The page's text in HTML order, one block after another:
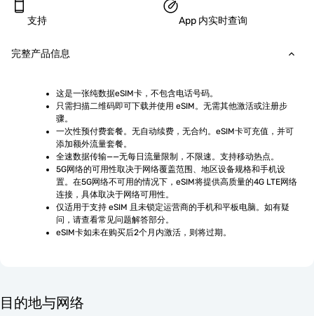
支持 App 内实时查询
完整产品信息
这是一张纯数据eSIM卡，不包含电话号码。
只需扫描二维码即可下载并使用 eSIM。无需其他激活或注册步
骤。
一次性预付费套餐。无自动续费，无合约。eSIM卡可充值，并可
添加额外流量套餐。
全速数据传输——无每日流量限制，不限速。支持移动热点。
5G网络的可用性取决于网络覆盖范围、地区设备规格和手机设
置。在5G网络不可用的情况下，eSIM将提供高质量的4G LTE网络
连接，具体取决于网络可用性。
仅适用于支持 eSIM 且未锁定运营商的手机和平板电脑。如有疑
问，请查看常见问题解答部分。
eSIM卡如未在购买后2个月内激活，则将过期。
目的地与网络